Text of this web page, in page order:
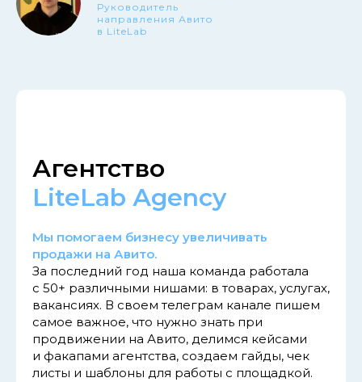
Руководитель
направления Авито
в LiteLab
Агентство
LiteLab Аgency
Мы помогаем бизнесу увеличивать
продажи на Авито.
За последний год наша команда работала
с 50+ различными нишами: в товарах, услугах,
вакансиях. В своем телеграм канале пишем
самое важное, что нужно знать при
продвижении на Авито, делимся кейсами
и факапами агентства, создаем гайды, чек
листы и шаблоны для работы с площадкой.